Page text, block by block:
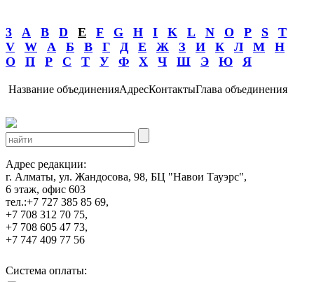
3 A B D E F G H I K L N O P S
T
V
W А Б В Г Д Е Ж З И К Л М
Н
О
П Р С Т У Ф Х Ч Ш Э Ю Я
Название объединенияАдресКонтактыГлава объединения
Адрес редакции:
г. Алматы, ул. Жандосова, 98, БЦ "Навои Тауэрс",
6 этаж, офис 603
тел.:+7 727 385 85 69,
+7 708 312 70 75,
+7 708 605 47 73,
+7 747 409 77 56
Система оплаты: